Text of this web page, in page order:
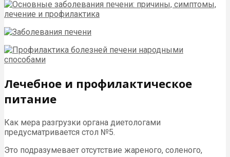
Лечебное и профилактическое
питание
Как мера разгрузки органа диетологами
предусматривается стол №5.
Это подразумевает отсутствие жареного, соленого,